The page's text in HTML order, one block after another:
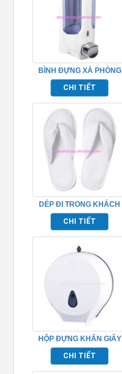
BÌNH ĐỰNG XÀ PHÒNG
380ML
CHI TIẾT
DÉP ĐI TRONG KHÁCH
SẠN TPHM093
CHI TIẾT
HỘP ĐỰNG KHĂN GIẤY
TP695155
CHI TIẾT